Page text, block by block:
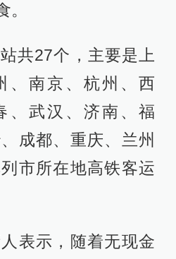
共27个，主要是上
、南京、杭州、西
、武汉、济南、福
成都、重庆、兰州
市所在地高铁客运
表示，随着无现金